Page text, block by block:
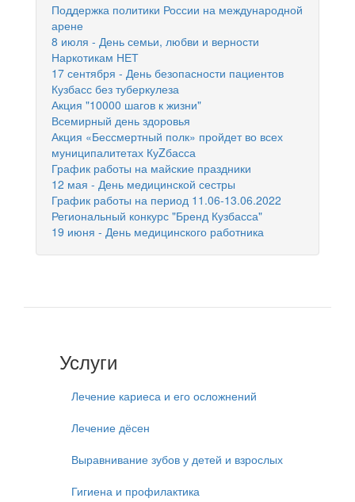
Поддержка политики России на международной
арене
8 июля - День семьи, любви и верности
Наркотикам НЕТ
17 сентября - День безопасности пациентов
Кузбасс без туберкулеза
Акция "10000 шагов к жизни"
Всемирный день здоровья
Акция «Бессмертный полк» пройдет во всех
муниципалитетах КуZбасса
График работы на майские праздники
12 мая - День медицинской сестры
График работы на период 11.06-13.06.2022
Региональный конкурс "Бренд Кузбасса"
19 июня - День медицинского работника
Услуги
Лечение кариеса и его осложнений
Лечение дёсен
Выравнивание зубов у детей и взрослых
Гигиена и профилактика